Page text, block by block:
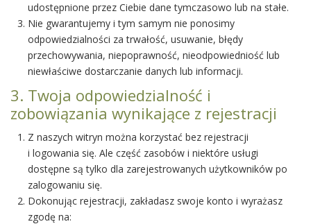
udostępnione przez Ciebie dane tymczasowo lub na stałe.
Nie gwarantujemy i tym samym nie ponosimy
odpowiedzialności za trwałość, usuwanie, błędy
przechowywania, niepoprawność, nieodpowiedniość lub
niewłaściwe dostarczanie danych lub informacji.
3. Twoja odpowiedzialność i
zobowiązania wynikające z rejestracji
Z naszych witryn można korzystać bez rejestracji
i logowania się. Ale część zasobów i niektóre usługi
dostępne są tylko dla zarejestrowanych użytkowników po
zalogowaniu się.
Dokonując rejestracji, zakładasz swoje konto i wyrażasz
zgodę na: